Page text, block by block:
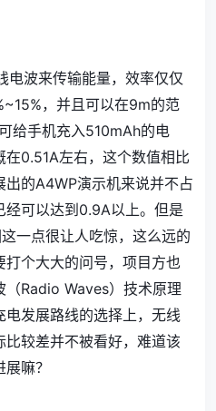
波来传输能量，效率仅仅
，并且可以在9m的范
给手机充入510mAh的电
0.51A左右，这个数值相比
的A4WP演示机来说并不占
可以达到0.9A以上。但是
一点很让人吃惊，这么远的
个大大的问号，项目方也
Radio Waves）技术原理
发展路线的选择上，无线
较差并不被看好，难道该
嘛？